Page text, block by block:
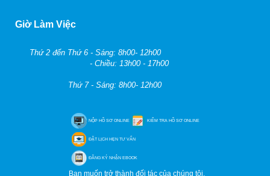
Giờ Làm Việc
Thứ 2 đến Thứ 6 - Sáng: 8h00- 12h00
- Chiều: 13h00 - 17h00
Thứ 7 - Sáng: 8h00- 12h00
NỘP HỒ SƠ ONLINE KIỂM TRA HỒ SƠ ONLINE
ĐẶT LỊCH HẸN TƯ VẤN
ĐĂNG KÝ NHẬN EBOOK
Bạn muốn trở thành đối tác của chúng tôi.